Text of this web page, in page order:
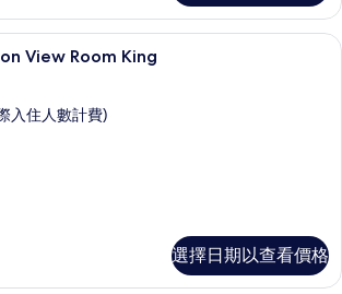
高級寢具、迷你吧、客房內保險箱、書
View Room King
入住人數計費)
選擇日期以查看價格